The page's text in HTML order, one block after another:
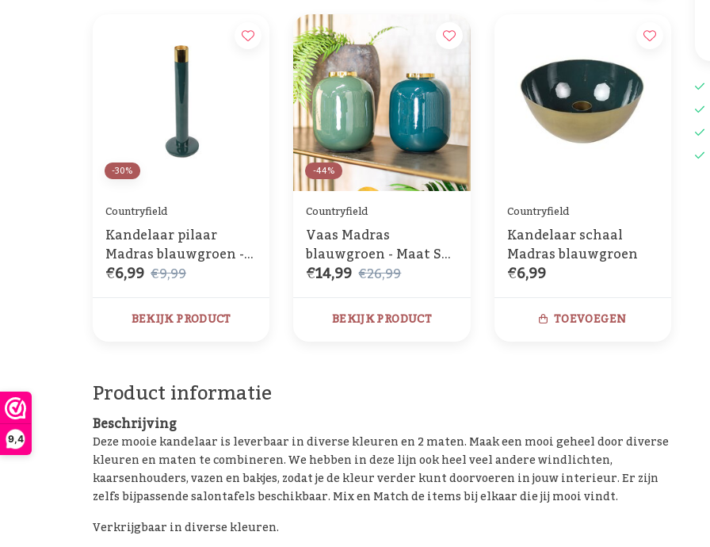
9,4
-30%
Countryfield
Kandelaar pilaar
Madras blauwgroen -
Diverse afmetingen
€6,99 €9,99
BEKIJK PRODUCT
-44%
Countryfield
Vaas Madras
blauwgroen - Maat S
of L
€14,99 €26,99
BEKIJK PRODUCT
Countryfield
Kandelaar schaal
Madras blauwgroen
€6,99
TOEVOEGEN
Product informatie
Beschrijving
Deze mooie kandelaar is leverbaar in diverse kleuren en 2 maten. Maak een mooi geheel door diverse
kleuren en maten te combineren. We hebben in deze lijn ook heel veel andere windlichten,
kaarsenhouders, vazen en bakjes, zodat je de kleur verder kunt doorvoeren in jouw interieur. Er zijn
zelfs bijpassende salontafels beschikbaar. Mix en Match de items bij elkaar die jij mooi vindt.
Verkrijgbaar in diverse kleuren.